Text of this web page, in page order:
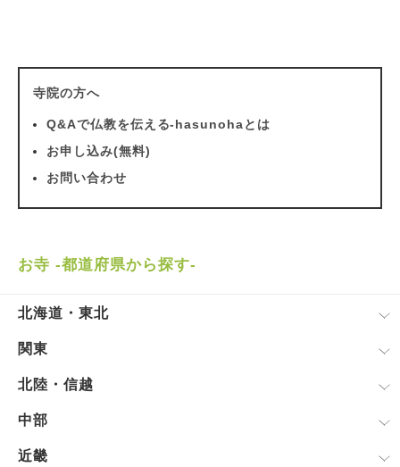
寺院の方へ
Q&Aで仏教を伝える-hasunohaとは
お申し込み(無料)
お問い合わせ
お寺 -都道府県から探す-
北海道・東北
関東
北陸・信越
中部
近畿